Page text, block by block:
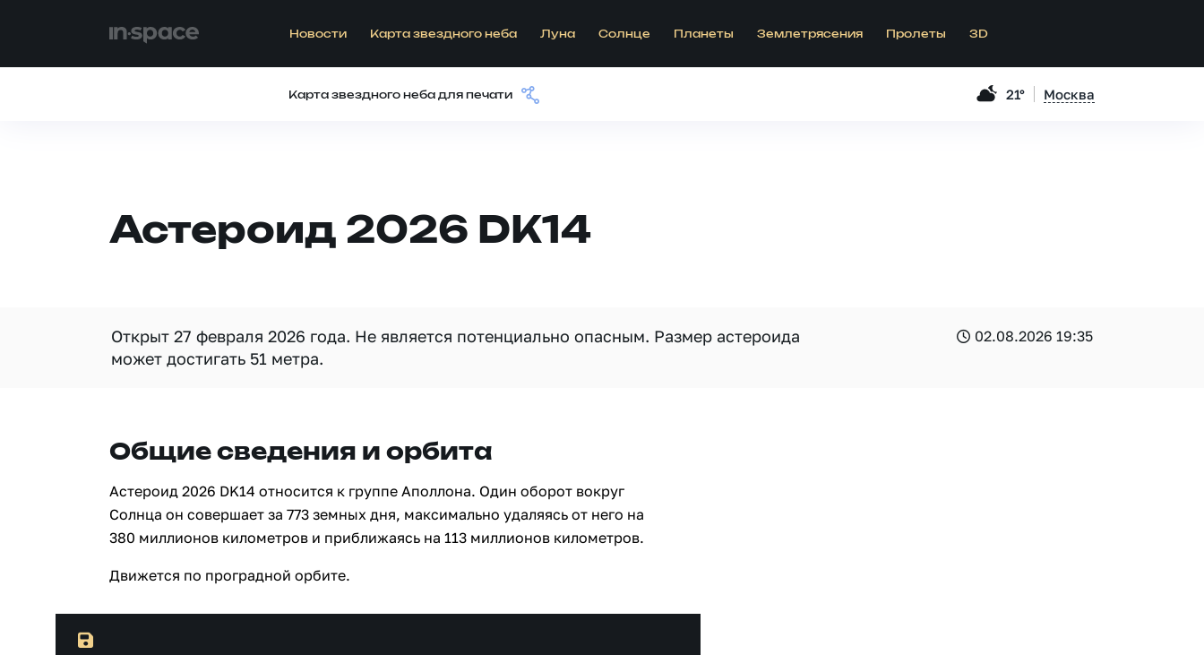
Новости Карта звездного неба Луна Солнце Планеты Землетрясения Пролеты 3D
Карта звездного неба для печати 21° Москва
Астероид 2026 DK14
Открыт 27 февраля 2026 года. Не является потенциально опасным. Размер астероида
может достигать 51 метра.
02.08.2026 19:35
Общие сведения и орбита
Астероид 2026 DK14 относится к группе Аполлона. Один оборот вокруг
Солнца он совершает за 773 земных дня, максимально удаляясь от него на
380 миллионов километров и приближаясь на 113 миллионов километров.
Движется по проградной орбите.